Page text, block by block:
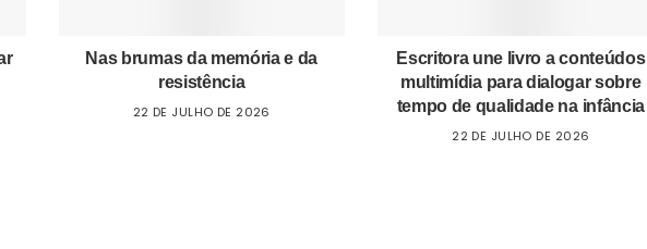
Nas brumas da memória e da
resistência
22 DE JULHO DE 2026
Escritora une livro a conteúdos
multimídia para dialogar sobre
tempo de qualidade na infância
22 DE JULHO DE 2026